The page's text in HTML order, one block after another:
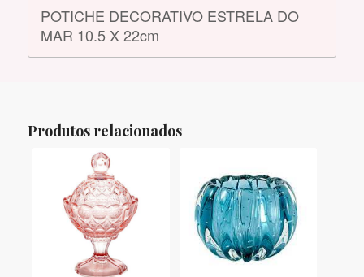
POTICHE DECORATIVO ESTRELA DO
MAR 10.5 X 22cm
Produtos relacionados